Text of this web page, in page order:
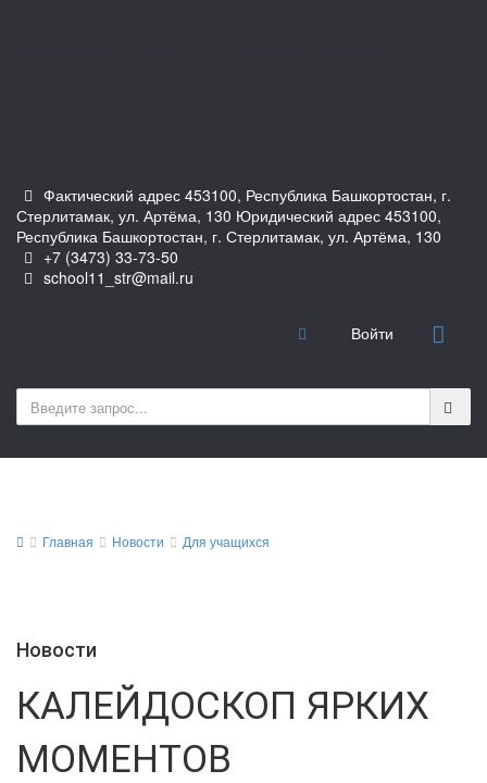
Фактический адрес 453100, Республика Башкортостан, г.
Стерлитамак, ул. Артёма, 130 Юридический адрес 453100,
Республика Башкортостан, г. Стерлитамак, ул. Артёма, 130
+7 (3473) 33-73-50
school11_str@mail.ru
Войти
Главная Новости Для учащихся
Новости
КАЛЕЙДОСКОП ЯРКИХ
МОМЕНТОВ